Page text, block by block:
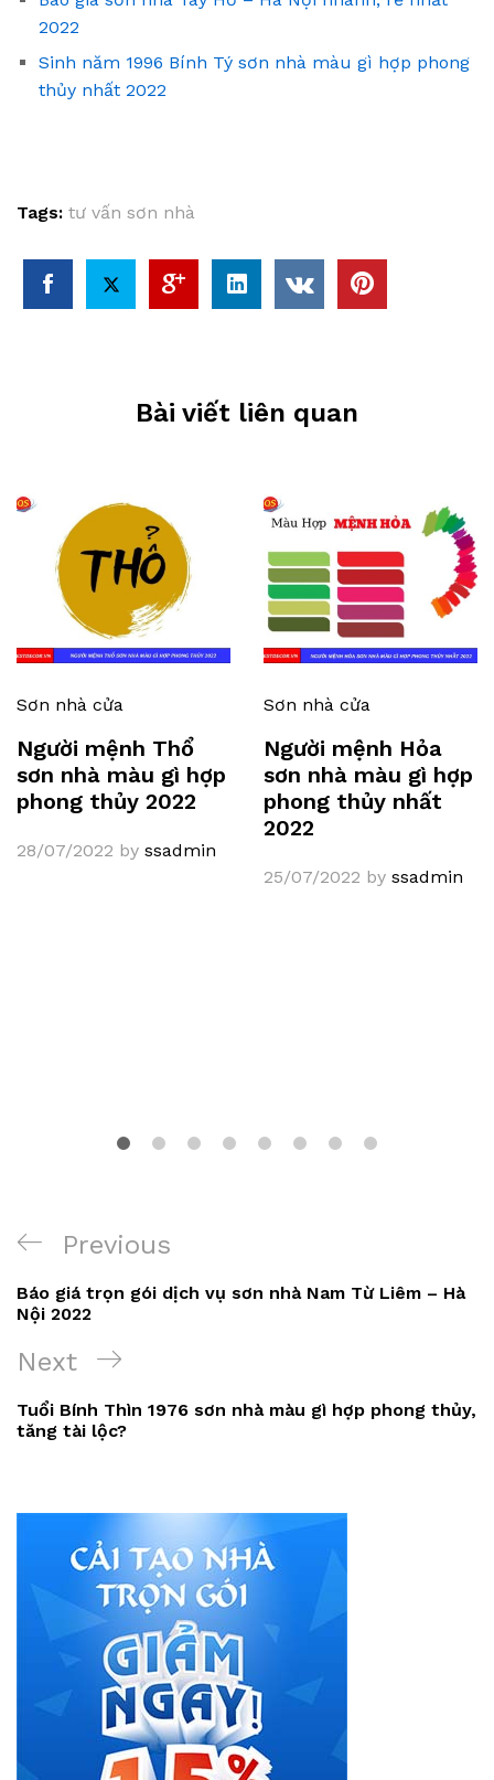
2022
Sinh năm 1996 Bính Tý sơn nhà màu gì hợp phong
thủy nhất 2022
Tags: tư vấn sơn nhà
Bài viết liên quan
Sơn nhà cửa
Người mệnh Thổ
sơn nhà màu gì hợp
phong thủy 2022
28/07/2022 by ssadmin
Sơn nhà cửa
Người mệnh Hỏa
sơn nhà màu gì hợp
phong thủy nhất
2022
25/07/2022 by ssadmin
Điều
hướng
bài
viết
Previous
Post
Previous
Báo giá trọn gói dịch vụ sơn nhà Nam Từ Liêm – Hà
Nội 2022
Next
Post
Next
Tuổi Bính Thìn 1976 sơn nhà màu gì hợp phong thủy,
tăng tài lộc?